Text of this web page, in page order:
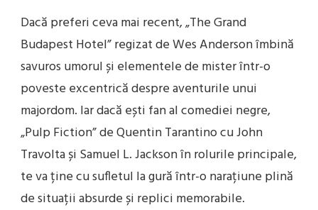
Dacă preferi ceva mai recent, „The Grand
Budapest Hotel” regizat de Wes Anderson îmbină
savuros umorul și elementele de mister într-o
poveste excentrică despre aventurile unui
majordom. Iar dacă ești fan al comediei negre,
„Pulp Fiction” de Quentin Tarantino cu John
Travolta și Samuel L. Jackson în rolurile principale,
te va ține cu sufletul la gură într-o narațiune plină
de situații absurde și replici memorabile.